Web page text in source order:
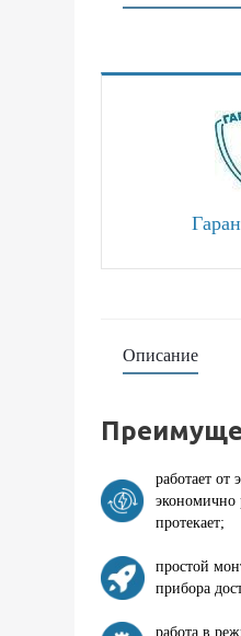
Описание
работает от
экономично
протекает;
простой
прибора
работа в